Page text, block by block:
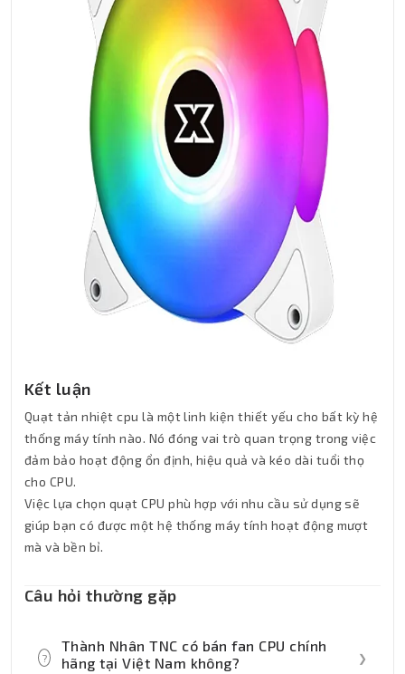
Kết luận
Quạt tản nhiệt cpu là một linh kiện thiết yếu cho bất kỳ hệ
thống máy tính nào. Nó đóng vai trò quan trọng trong việc
đảm bảo hoạt động ổn định, hiệu quả và kéo dài tuổi thọ
cho CPU.
Việc lựa chọn quạt CPU phù hợp với nhu cầu sử dụng sẽ
giúp bạn có được một hệ thống máy tính hoạt động mượt
mà và bền bỉ.
Câu hỏi thường gặp
?
Thành Nhân TNC có bán fan CPU chính
hãng tại Việt Nam không?
❯